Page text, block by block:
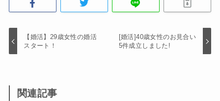
【婚活】29歳女性の婚活
スタート！
[婚活]40歳女性のお見合い
5件成立しました!
関連記事